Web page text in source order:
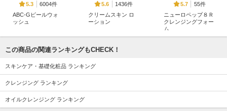
5.3
6004件
ABC-Gピールウォ
ッシュ
5.6
1436件
クリームスキン ロ
ーション
5.7
55件
ニューロペップ８Ｒ
クレンジングフォー
ム
5.6
817件
この商品の関連ランキングもCHECK！
スキンケア・基礎化粧品 ランキング
クレンジング ランキング
オイルクレンジング ランキング